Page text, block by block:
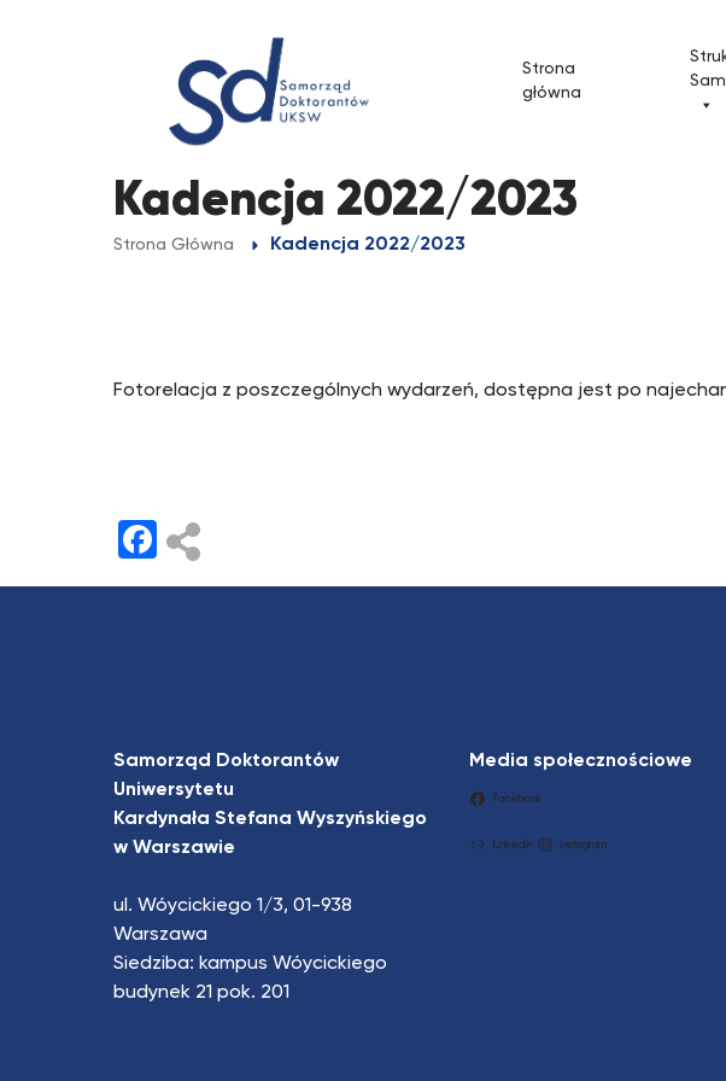
Strona
główna
Kadencja 2022/2023
Strona Główna Kadencja 2022/2023
Fotorelacja z poszczególnych wydarzeń, dostępna jest po
Facebook
Samorząd Doktorantów
Uniwersytetu
Kardynała Stefana Wyszyńskiego
w Warszawie
ul. Wóycickiego 1/3, 01-938
Warszawa
Siedziba: kampus Wóycickiego
budynek 21 pok. 201
Media społecznościowe
Facebook
Linkedin Instagram